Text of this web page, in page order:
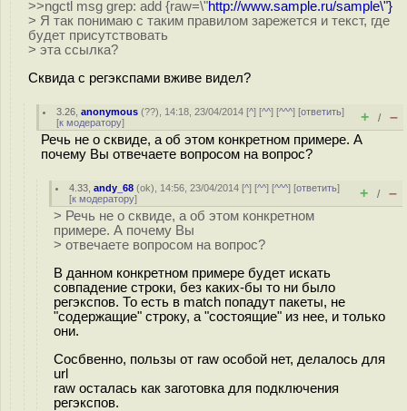
>>ngctl msg grep: add {raw=\"http://www.sample.ru/sample\"}
> Я так понимаю с таким правилом зарежется и текст, где
будет присутствовать
> эта ссылка?
Сквида с регэкспами вживе видел?
3.26 ,anonymous (??), 14:18, 23/04/2014 [^] [^^] [^^^] [ответить]
[к модератору] + / –
Речь не о сквиде, а об этом конкретном примере. А
почему Вы отвечаете вопросом на вопрос?
4.33 ,andy_68 (ok), 14:56, 23/04/2014 [^] [^^] [^^^] [ответить]
[к модератору] + / –
> Речь не о сквиде, а об этом конкретном
примере. А почему Вы
> отвечаете вопросом на вопрос?
В данном конкретном примере будет искать
совпадение строки, без каких-бы то ни было
регэкспов. То есть в match попадут пакеты, не
"содержащие" строку, а "состоящие" из нее, и только
они.
Сосбвенно, пользы от raw особой нет, делалось для
url
raw осталась как заготовка для подключения
регэкспов.